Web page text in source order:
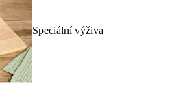
Speciální výživa